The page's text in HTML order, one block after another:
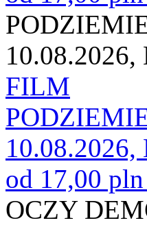
FILM
od 17,00 pln
OCZY